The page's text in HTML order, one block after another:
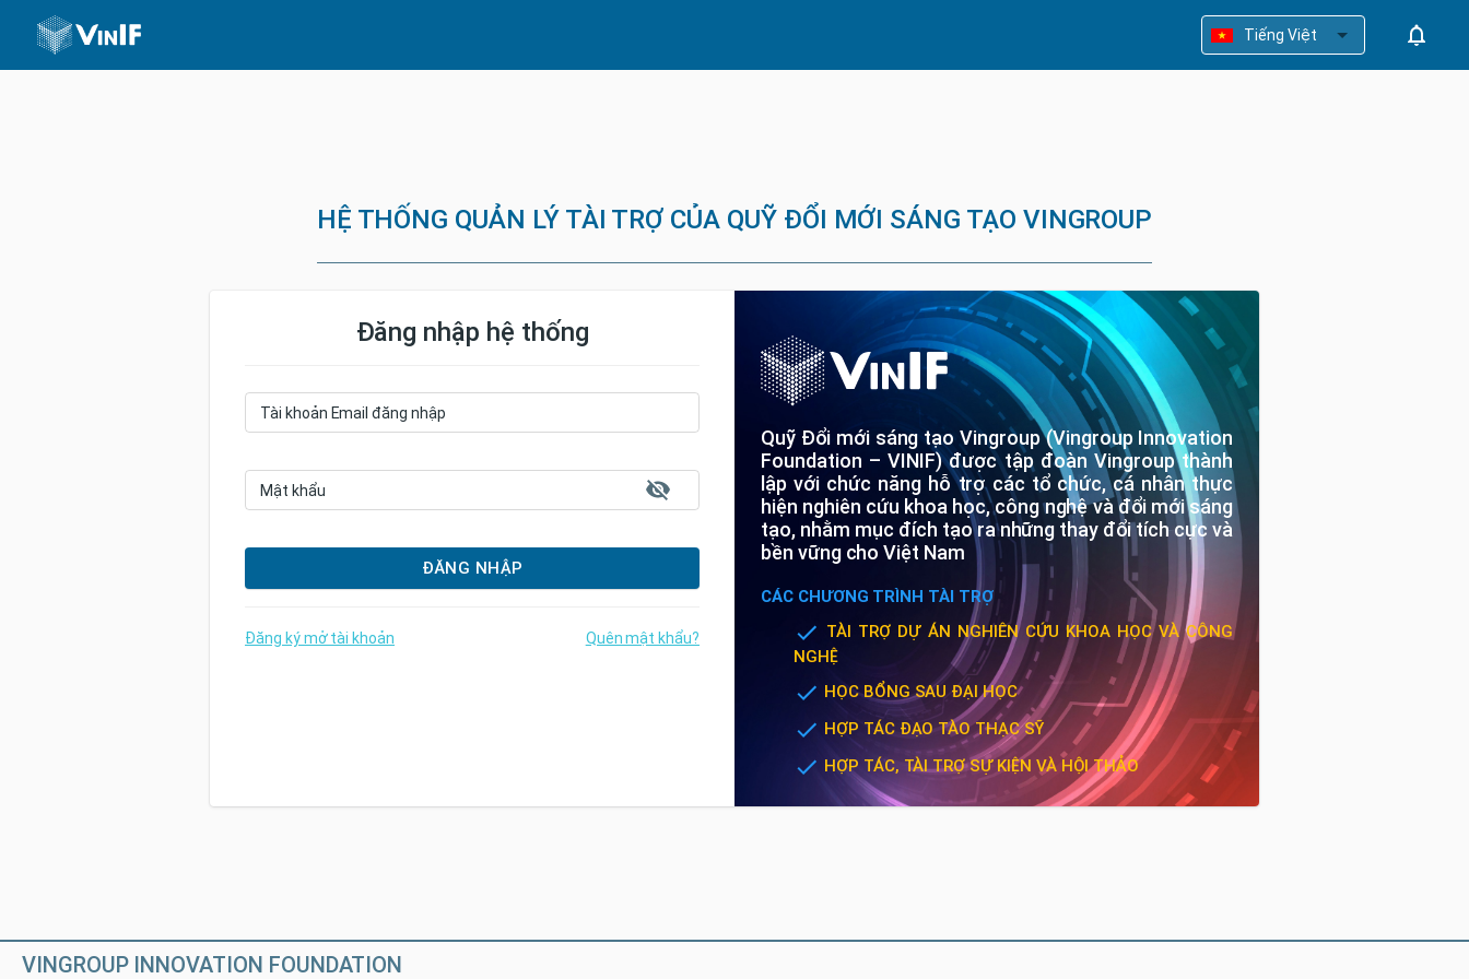
Tiếng Việt
HỆ THỐNG QUẢN LÝ TÀI TRỢ CỦA QUỸ ĐỔI MỚI SÁNG TẠO VINGROUP
Đăng nhập hệ thống
Tài khoản Email đăng nhập
Mật khẩu
ĐĂNG NHẬP
Đăng ký mở tài khoản Quên mật khẩu?
Quỹ Đổi mới sáng tạo Vingroup (Vingroup Innovation
Foundation – VINIF) được tập đoàn Vingroup thành
lập với chức năng hỗ trợ các tổ chức, cá nhân thực
hiện nghiên cứu khoa học, công nghệ và đổi mới sáng
tạo, nhằm mục đích tạo ra những thay đổi tích cực và
bền vững cho Việt Nam
CÁC CHƯƠNG TRÌNH TÀI TRỢ
TÀI TRỢ DỰ ÁN NGHIÊN CỨU KHOA HỌC VÀ CÔNG
NGHỆ
HỌC BỔNG SAU ĐẠI HỌC
HỢP TÁC ĐẠO TÀO THẠC SỸ
HỢP TÁC, TÀI TRỢ SỰ KIỆN VÀ HỘI THẢO
VINGROUP INNOVATION FOUNDATION